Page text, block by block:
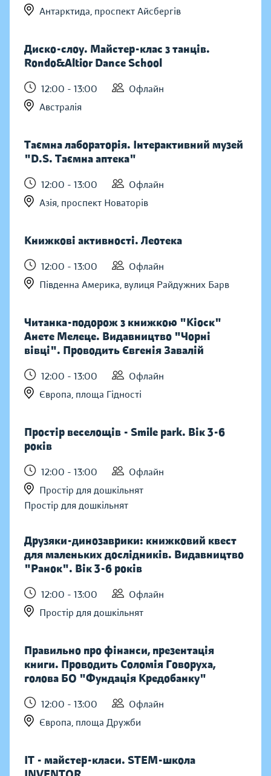
Антарктида, проспект Айсбергів
Диско-слоу. Майстер-клас з танців.
Rondo&Altior Dance School
12:00 - 13:00
Офлайн
Австралія
Таємна лабораторія. Інтерактивний музей
"D.S. Таємна аптека"
12:00 - 13:00
Офлайн
Азія, проспект Новаторів
Книжкові активності. Леотека
12:00 - 13:00
Офлайн
Південна Америка, вулиця Райдужних Барв
Читанка-подорож з книжкою "Кіоск"
Анете Мелеце. Видавництво "Чорні
вівці". Проводить Євгенія Завалій
12:00 - 13:00
Офлайн
Європа, площа Гідності
Простір веселощів - Smile park. Вік 3-6
років
12:00 - 13:00
Офлайн
Простір для дошкільнят
Простір для дошкільнят
Друзяки-динозаврики: книжковий квест
для маленьких дослідників. Видавництво
"Ранок". Вік 3-6 років
12:00 - 13:00
Офлайн
Простір для дошкільнят
Правильно про фінанси, презентація
книги. Проводить Соломія Говоруха,
голова БО "Фундація Кредобанку"
12:00 - 13:00
Офлайн
Європа, площа Дружби
IT - майстер-класи. STEM-школа